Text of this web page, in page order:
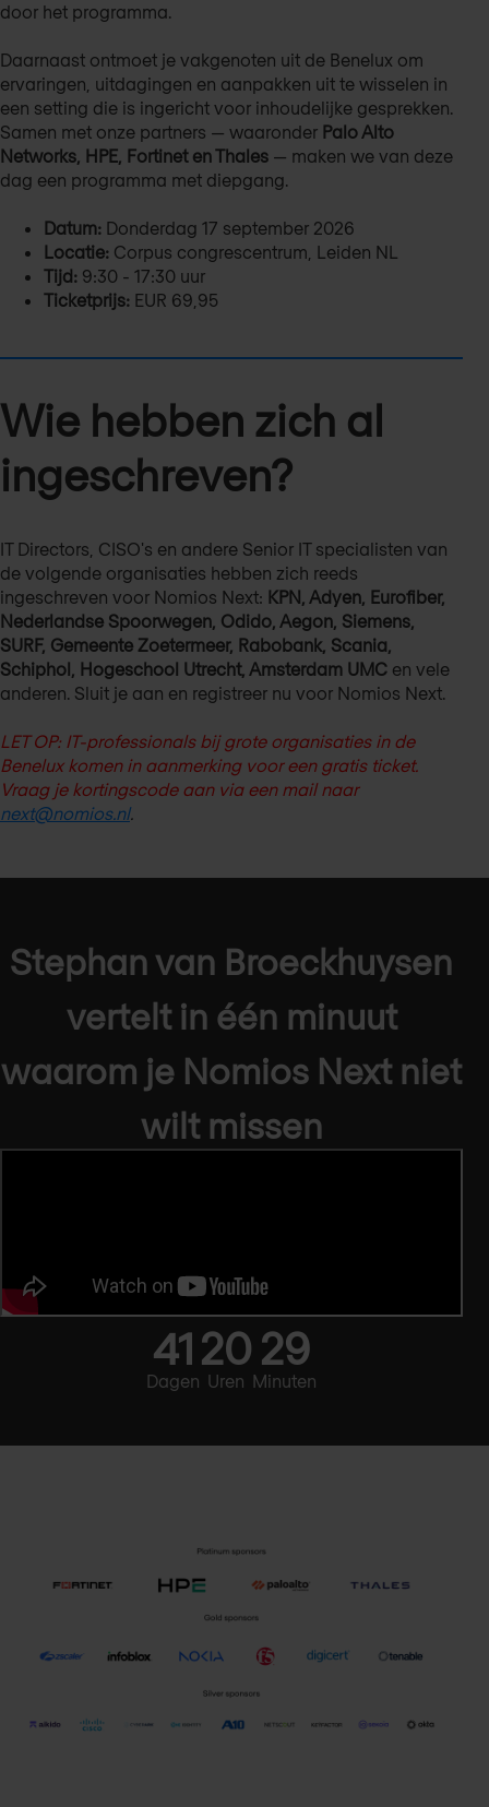
door het programma.
Daarnaast ontmoet je vakgenoten uit de Benelux om
ervaringen, uitdagingen en aanpakken uit te wisselen in
een setting die is ingericht voor inhoudelijke gesprekken.
Samen met onze partners — waaronder Palo Alto
Networks, HPE, Fortinet en Thales — maken we van deze
dag een programma met diepgang.
Datum: Donderdag 17 september 2026
Locatie: Corpus congrescentrum, Leiden NL
Tijd: 9:30 - 17:30 uur
Ticketprijs: EUR 69,95
Wie hebben zich al
ingeschreven?
IT Directors, CISO's en andere Senior IT specialisten van
de volgende organisaties hebben zich reeds
ingeschreven voor Nomios Next: KPN, Adyen, Eurofiber,
Nederlandse Spoorwegen, Odido, Aegon, Siemens,
SURF, Gemeente Zoetermeer, Rabobank, Scania,
Schiphol, Hogeschool Utrecht, Amsterdam UMC en vele
anderen. Sluit je aan en registreer nu voor Nomios Next.
LET OP: IT-professionals bij grote organisaties in de
Benelux komen in aanmerking voor een gratis ticket.
Vraag je kortingscode aan via een mail naar
next@nomios.nl.
Stephan van Broeckhuysen
vertelt in één minuut
waarom je Nomios Next niet
wilt missen
41
Dagen
20
Uren
29
Minuten